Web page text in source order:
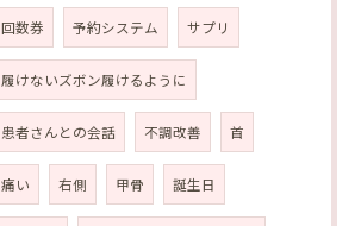
回数券 予約システム サプリ
履けないズボン履けるように
患者さんとの会話 不調改善 首
痛い 右側 甲骨 誕生日